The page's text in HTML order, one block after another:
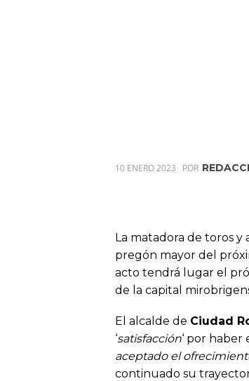
10 ENERO 2023 POR
La matadora de toros y
pregón mayor del
acto tendrá lugar el
de la capital
El alcalde de Ciudad
‘satisfacción‘ por haber
aceptado el
continuado su